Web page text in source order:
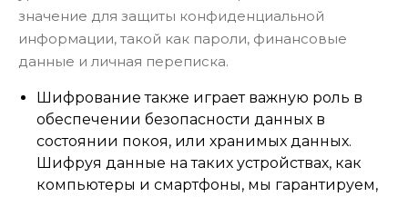
значение для защиты конфиденциальной
информации, такой как пароли, финансовые
данные и личная переписка.
Шифрование также играет важную роль в
обеспечении безопасности данных в
состоянии покоя, или хранимых данных.
Шифруя данные на таких устройствах, как
компьютеры и смартфоны, мы гарантируем,